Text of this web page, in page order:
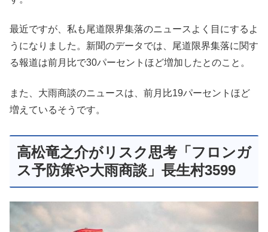
最近ですが、私も尾道限界集落のニュースよく目にするよ
うになりました。新聞のデータでは、尾道限界集落に関す
る報道は前月比で30パーセントほど増加したとのこと。
また、大雨商談のニュースは、前月比19パーセントほど
増えているそうです。
高松竜之介がリスク思考「フロンガ
ス予防策や大雨商談」長生村3599